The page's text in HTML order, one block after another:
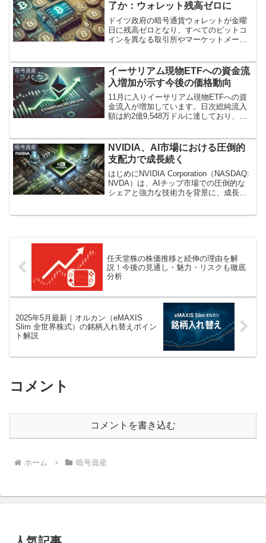
了か：ウォレット残高ゼロに
ドイツ政府の暗号通貨ウォレットが金曜
日に残高ゼロとなり、すべてのビットコ
インを異なる取引所やマーケットメーカ
ツ政府は、現在は閉鎖された映画海賊版
ウェブ...
暗号資産
イーサリアム現物ETFへの資金流
入増加が示す今後の価格動向
11月に入りイーサリアム現物ETFへの資
金流入が増加しています。日次総純流入
額は約2億9,548万ドルに達しており、総
暗号資産
NVIDIA、AI市場における圧倒的
支配力で成長続く
はじめにNVIDIA Corporation（NASDAQ:
NVDA）は、AIチップ市場での圧倒的な
シェアと強力な技術力を背景に、成長を
任天堂株の株価推移と続伸の理由を解
説！今後の見通し・魅力・リスクも徹底
分析
2025年5月最新｜オルカン（eMAXIS
Slim 全世界株式）の銘柄入れ替えポイン
ト解説
コメント
コメントを書き込む
ホーム 暗号資産